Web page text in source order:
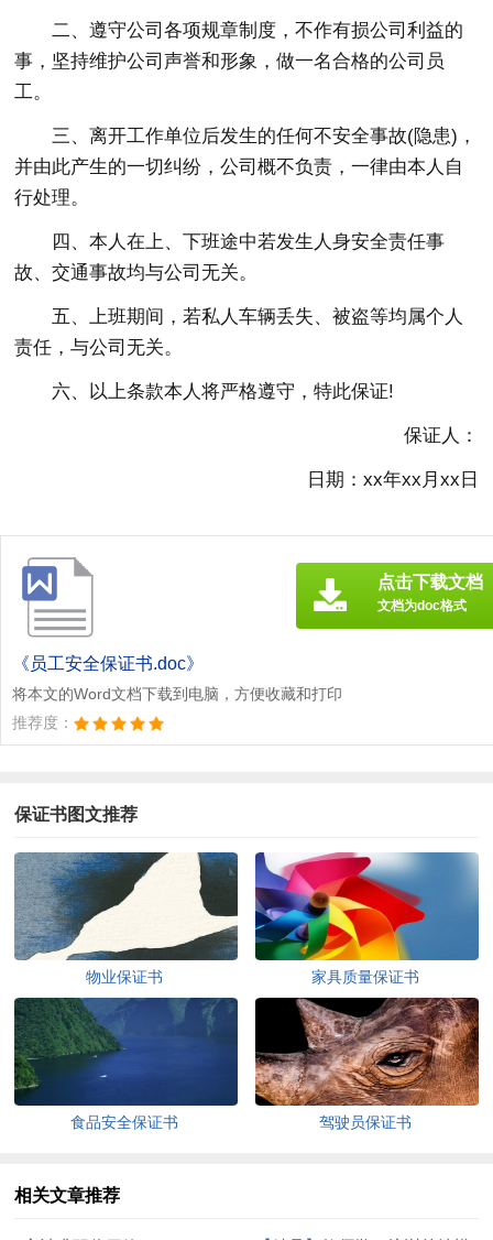
二、遵守公司各项规章制度，不作有损公司利益的
事，坚持维护公司声誉和形象，做一名合格的公司员
工。
三、离开工作单位后发生的任何不安全事故(隐患)，
并由此产生的一切纠纷，公司概不负责，一律由本人自
行处理。
四、本人在上、下班途中若发生人身安全责任事
故、交通事故均与公司无关。
五、上班期间，若私人车辆丢失、被盗等均属个人
责任，与公司无关。
六、以上条款本人将严格遵守，特此保证!
保证人：
日期：xx年xx月xx日
《员工安全保证书.doc》
将本文的Word文档下载到电脑，方便收藏和打印
推荐度：
点击下载文档
文档为doc格式
保证书图文推荐
物业保证书 家具质量保证书
食品安全保证书 驾驶员保证书
相关文章推荐